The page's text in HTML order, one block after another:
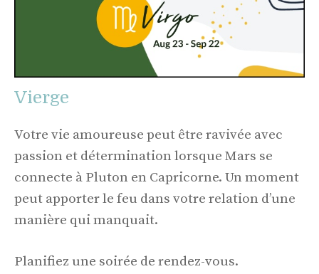
Vierge
Votre vie amoureuse peut être ravivée avec
passion et détermination lorsque Mars se
connecte à Pluton en Capricorne. Un moment
peut apporter le feu dans votre relation d’une
manière qui manquait.
Planifiez une soirée de rendez-vous.